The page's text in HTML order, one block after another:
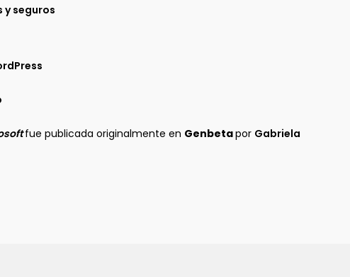
y seguros
fue publicada originalmente en Genbetapor Gabriela